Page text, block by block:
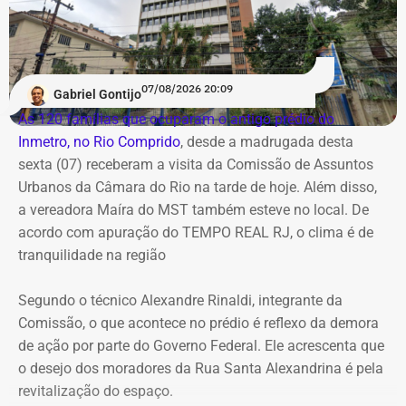
fortes
Já no domingo (9), o vento volta a ganhar força. A
previsão aponta rajadas entre 50 km/h e 70 km/h em
todo o estado do Rio. O aumento está associado à
chegada de uma nova frente fria, que avança pelo
Sudeste.
Na cidade do Rio, o domingo será mais quente, com
mínima prevista de 21°C e máxima de 36°C. A previsão
indica sol entre nuvens durante o dia, com aumento da
nebulosidade e possibilidade de pancadas de chuva à
A mudança ocorre com o afastamento da frente fria que
atuou sobre o estado e a aproximação de um novo
sistema.
Gabriel Gontijo07/08/2026 20:09
As 120 famílias que ocuparam o antigo prédio do
Inmetro, no Rio Comprido, desde a madrugada desta
sexta (07) receberam a visita da Comissão de Assuntos
Urbanos da Câmara do Rio na tarde de hoje. Além disso,
a vereadora Maíra do MST também esteve no local. De
acordo com apuração do TEMPO REAL RJ, o clima é de
tranquilidade na região
Segundo o técnico Alexandre Rinaldi, integrante da
Comissão, o que acontece no prédio é reflexo da demora
de ação por parte do Governo Federal. Ele acrescenta que
o desejo dos moradores da Rua Santa Alexandrina é pela
revitalização do espaço.